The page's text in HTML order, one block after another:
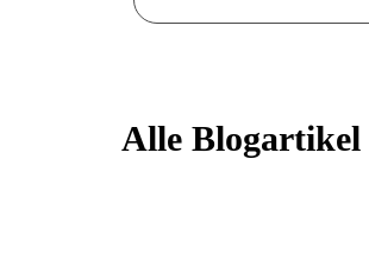
Alle Blog­ar­ti­kel